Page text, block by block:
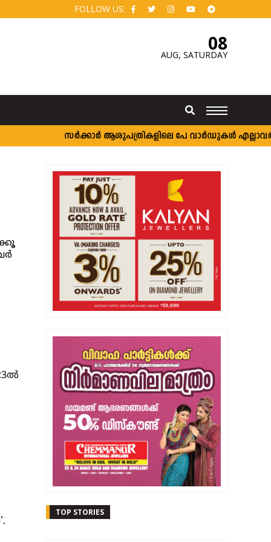
FOLLOW US:
08
AUG, SATURDAY
സർക്കാർ ആശുപത്രികളിലെ പേ വാർഡുകൾ എല്ലാവർക്കും;
TOP STORIES